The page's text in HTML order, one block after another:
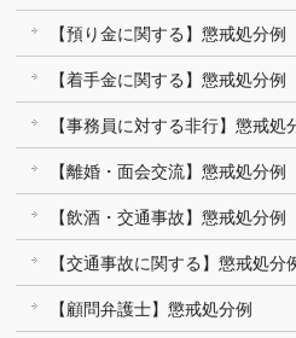
【預り金に関する】懲戒処分例
【着手金に関する】懲戒処分例
【事務員に対する非行】懲戒処
【離婚・面会交流】懲戒処分例
【飲酒・交通事故】懲戒処分例
【交通事故に関する】懲戒処分
【顧問弁護士】懲戒処分例